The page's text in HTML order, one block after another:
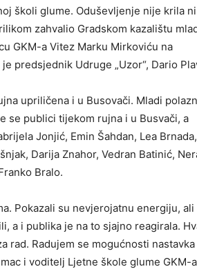
školi glume. Oduševljenje nije krila ni
zahvalio Gradskom kazalištu
GKM-a Vitez Marku Mirkoviću na
predsjednik Udruge „Uzor“, Dario
upriličena i u Busovači. Mladi
se publici tijekom rujna i u Busvači, a
Jonjić, Emin Šahdan, Lea Brnada,
Darija Znahor, Vedran Batinić,
Bralo.
Pokazali su nevjerojatnu energiju, ali
a i publika je na to sjajno reagirala.
rad. Radujem se mogućnosti nastavka
i voditelj Ljetne škole glume GKM-a